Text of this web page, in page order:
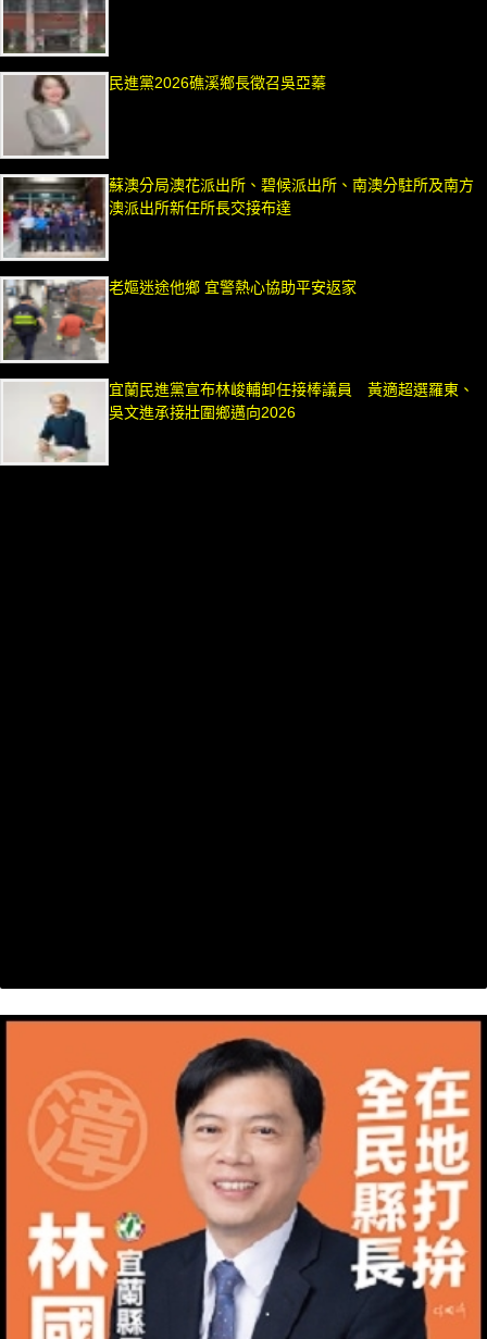
民進黨2026礁溪鄉長徵召吳亞蓁
蘇澳分局澳花派出所、碧候派出所、南澳分駐所及南方
澳派出所新任所長交接布達
老嫗迷途他鄉 宜警熱心協助平安返家
宜蘭民進黨宣布林峻輔卸任接棒議員 黃適超選羅東、
吳文進承接壯圍鄉邁向2026